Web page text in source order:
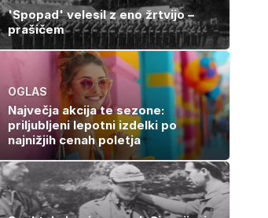
'Spopad' velesil z eno žrtvijo –
prašičem
OGLAS
Največja akcija te sezone:
priljubljeni lepotni izdelki po
najnižjih cenah poletja